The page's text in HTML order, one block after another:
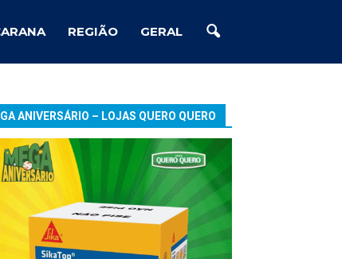
REGIÃO GERAL
ANIVERSÁRIO – LOJAS QUERO QUERO